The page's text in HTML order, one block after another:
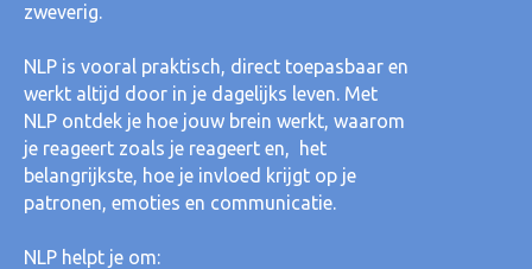
zweverig.
NLP is vooral praktisch, direct toepasbaar en
werkt altijd door in je dagelijks leven. Met
NLP ontdek je hoe jouw brein werkt, waarom
je reageert zoals je reageert en, het
belangrijkste, hoe je invloed krijgt op je
patronen, emoties en communicatie.
NLP helpt je om: